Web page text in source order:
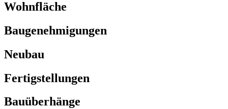
Wohnfläche
Baugenehmigungen
Neubau
Fertigstellungen
Bauüberhänge